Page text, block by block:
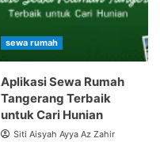
sewa rumah
Aplikasi Sewa Rumah
Tangerang Terbaik
untuk Cari Hunian
Siti Aisyah Ayya Az Zahir